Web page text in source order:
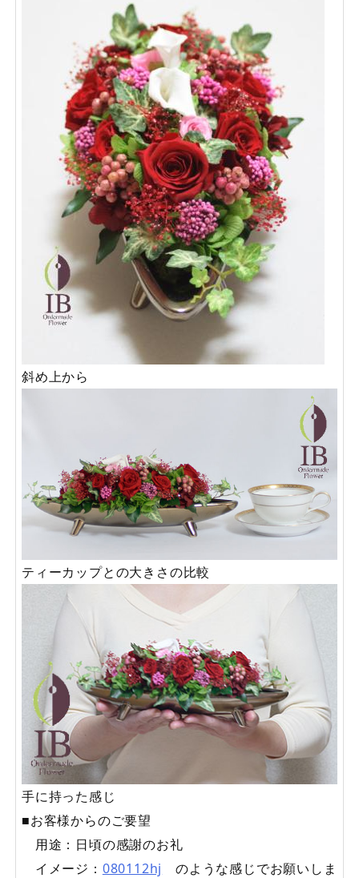
斜め上から
ティーカップとの大きさの比較
手に持った感じ
■お客様からのご要望
用途：日頃の感謝のお礼
イメージ： 080112hj
のような感じでお願いしま